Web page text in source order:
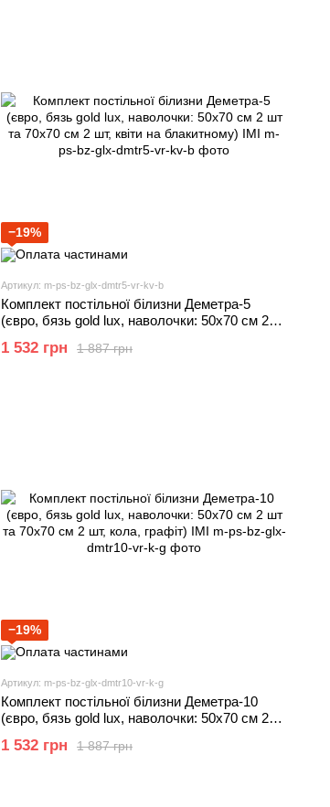
−19%
Артикул: m-ps-bz-glx-dmtr5-vr-kv-b
Комплект постільної білизни Деметра-5
(євро, бязь gold lux, наволочки: 50х70 см 2
1 887 грн
1 532 грн
−19%
Артикул: m-ps-bz-glx-dmtr10-vr-k-g
Комплект постільної білизни Деметра-10
(євро, бязь gold lux, наволочки: 50х70 см 2
1 887 грн
1 532 грн